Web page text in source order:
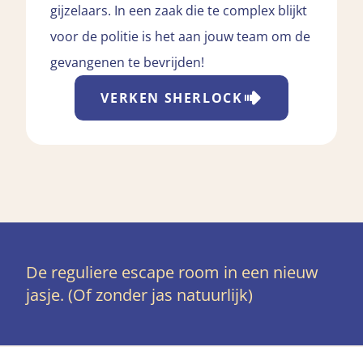
gijzelaars. In een zaak die te complex blijkt
voor de politie is het aan jouw team om de
gevangenen te bevrijden!
VERKEN SHERLOCK
De reguliere escape room in een nieuw
jasje. (Of zonder jas natuurlijk)